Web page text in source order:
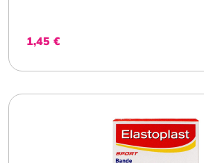
1,45 €